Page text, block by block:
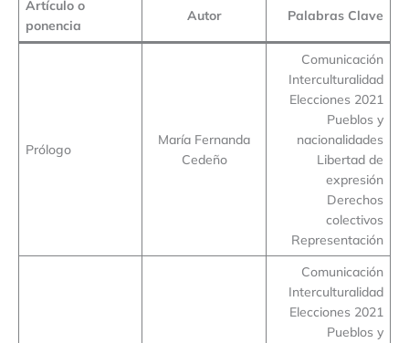
Artículo o
ponencia
Autor Palabras Clave
Prólogo
María Fernanda
Cedeño
Comunicación
Interculturalidad
Elecciones 2021
Pueblos y
nacionalidades
Libertad de
expresión
Derechos
colectivos
Representación
Comunicación
Interculturalidad
Elecciones 2021
Pueblos y